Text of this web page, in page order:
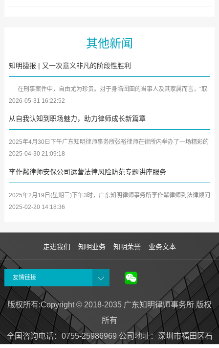
其他新闻
知明捷报 | 又一次意义非凡的阶段性胜利
在刑事案件中，自由尤为珍贵。对于身陷囹圄的当事人及其家属而言，“取
保候审”犹如黑暗中的一缕曙光。近日，广东知明律师事务所又传来喜...
2026-05-31 16:22:52
从自我认知到职场魅力，助力律师成长新篇章
2025年4月30日下午广东知明律师事务所张裕律师在律所内举办了一场精彩的
学习分享会，将其参加深圳市律师协会第二期女律师研修班及中小律所管理合
2025-04-30 21:09:18
李作粼律师安保公司运营法律风险防范专题讲座服务
2025年2月19日(星期三)下午3时，广东知明律师事务所李作粼律师到法律顾问
单位广东众安保保安服务有限公司(以下简称众安保公司)开展安保企业及中高
2025-02-20 14:18:36
走进我们 知明业务 知明荣誉 业务文本
友情链接
版权所有:Copyright © 2018-2035 广东知明律师事务所 版权
所有
全国咨询电话：0755-25986969 公司地址： 深圳市福田区石